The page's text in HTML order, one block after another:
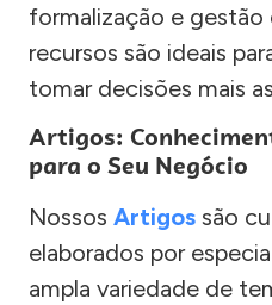
formalização e gestão
recursos são ideais
tomar decisões mais
Artigos:
para o Seu Negócio
Nossos Artigos são
elaborados por
ampla variedade de